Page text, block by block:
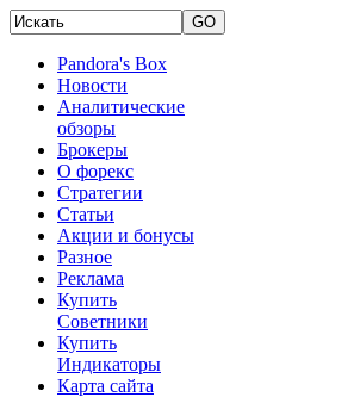
Pandora's Box
Новости
Аналитические
обзоры
Брокеры
О форекс
Стратегии
Статьи
Акции и бонусы
Разное
Реклама
Купить
Советники
Купить
Индикаторы
Карта сайта